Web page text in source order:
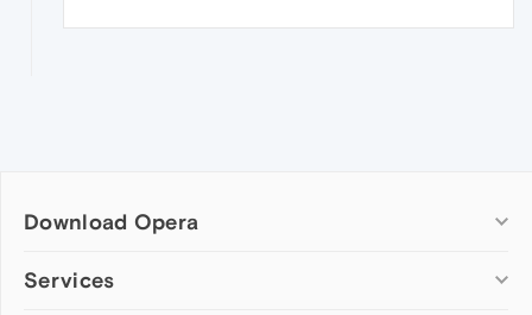
Download Opera
Computer browsers
Services